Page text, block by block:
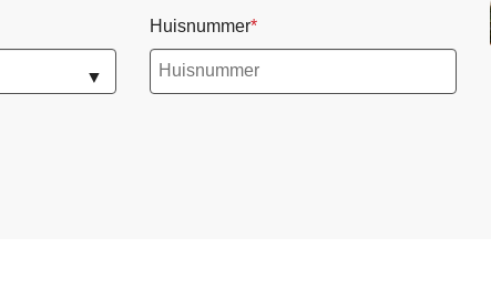
▼
Huisnummer